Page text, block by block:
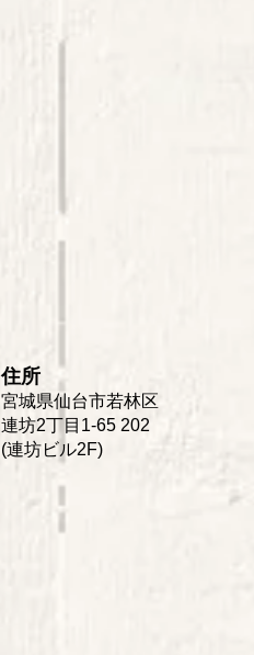
住所
宮城県仙台市若林区
連坊2丁目1-65 202
(連坊ビル2F)